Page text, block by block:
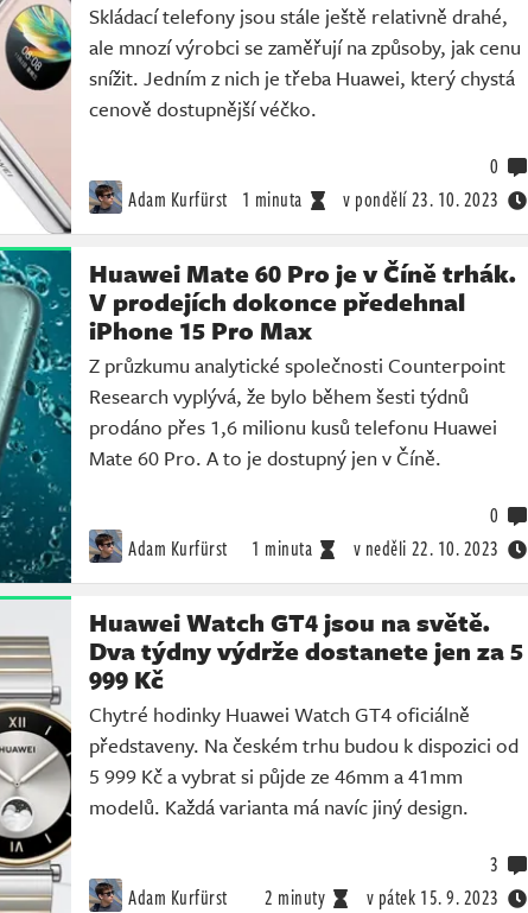
Skládací telefony jsou stále ještě relativně drahé,
ale mnozí výrobci se zaměřují na způsoby, jak cenu
snížit. Jedním z nich je třeba Huawei, který chystá
cenově dostupnější véčko.
Adam Kurfürst 1 minuta v pondělí23. 10. 2023
0
Huawei Mate 60 Pro je v Číně trhák.
V prodejích dokonce předehnal
iPhone 15 Pro Max
Z průzkumu analytické společnosti Counterpoint
Research vyplývá, že bylo během šesti týdnů
prodáno přes 1,6 milionu kusů telefonu Huawei
Mate 60 Pro. A to je dostupný jen v Číně.
Adam Kurfürst 1 minuta v neděli 22. 10. 2023
0
Huawei Watch GT4 jsou na světě.
Dva týdny výdrže dostanete jen za 5
999 Kč
Chytré hodinky Huawei Watch GT4 oficiálně
představeny. Na českém trhu budou k dispozici od
5 999 Kč a vybrat si půjde ze 46mm a 41mm
modelů. Každá varianta má navíc jiný design.
Adam Kurfürst 2 minuty v pátek 15. 9. 2023
3